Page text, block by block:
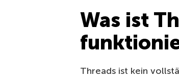
Was ist
Threads ist kein